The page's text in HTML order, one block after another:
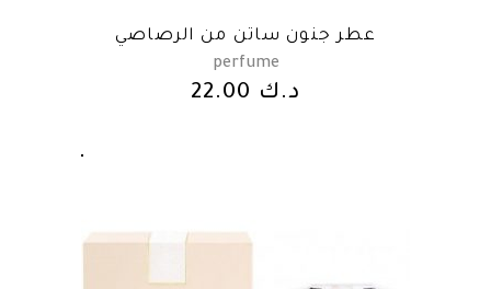
عطر جنون ساتن من الرصاصي
perfume
د.ك